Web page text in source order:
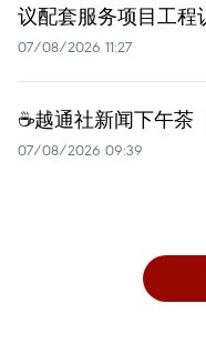
议配套服务项目工程
07/08/2026 11:27
☕️越通社新闻下午茶
07/08/2026 09:39